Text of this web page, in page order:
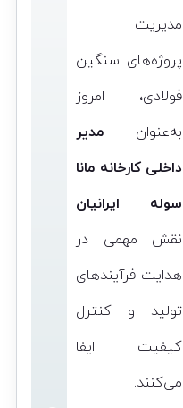
مدیریت
پروژه‌های سنگین
فولادی، امروز
به‌عنوان مدیر
داخلی کارخانه مانا
سوله ایرانیان
نقش مهمی در
هدایت فرآیندهای
تولید و کنترل
کیفیت ایفا
می‌کنند.